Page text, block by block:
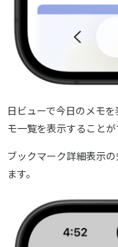
日ビューで今日のメモ
モ一覧を表示することが
ブックマーク詳細表示
ます。